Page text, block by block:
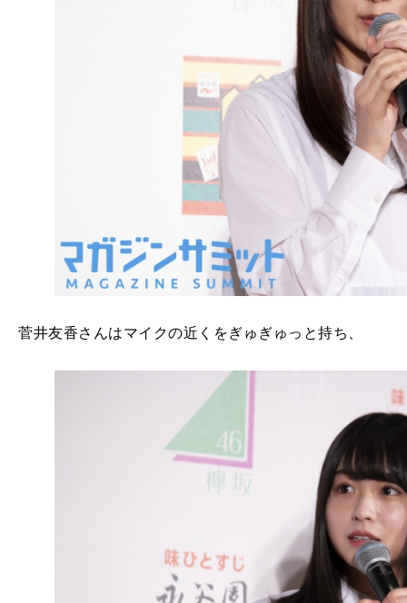
菅井友香さんはマイクの近くをぎゅぎゅっと持ち、